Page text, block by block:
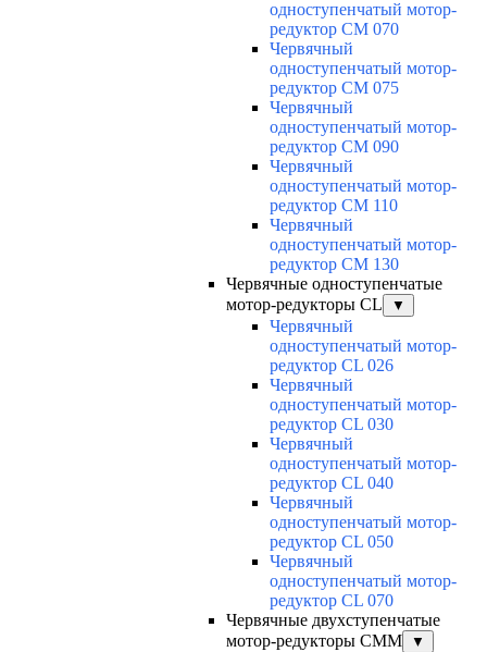
одноступенчатый мотор-
редуктор CM 070
Червячный
одноступенчатый мотор-
редуктор CM 075
Червячный
одноступенчатый мотор-
редуктор CM 090
Червячный
одноступенчатый мотор-
редуктор CM 110
Червячный
одноступенчатый мотор-
редуктор CM 130
Червячные одноступенчатые
мотор-редукторы CL
▼
Червячный
одноступенчатый мотор-
редуктор CL 026
Червячный
одноступенчатый мотор-
редуктор CL 030
Червячный
одноступенчатый мотор-
редуктор CL 040
Червячный
одноступенчатый мотор-
редуктор CL 050
Червячный
одноступенчатый мотор-
редуктор CL 070
Червячные двухступенчатые
мотор-редукторы CMM
▼